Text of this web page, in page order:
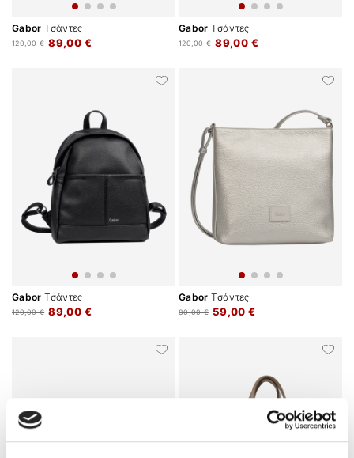
Gabor Τσάντες
89,00 €
120,00 €
Gabor Τσάντες
89,00 €
120,00 €
Gabor Τσάντες
89,00 €
120,00 €
Gabor Τσάντες
59,00 €
80,00 €